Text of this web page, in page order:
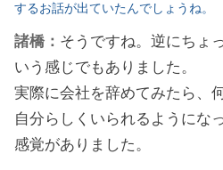
するお話が出ていたんでしょうね。
諸橋： そうですね。逆にちょ
いう感じでもありました。
実際に会社を辞めてみたら、
自分らしくいられるようにな
感覚がありました。